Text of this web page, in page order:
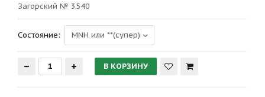
Загорский № 3540
Состояние: